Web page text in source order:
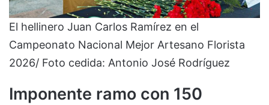
El hellinero Juan Carlos Ramírez en el
Campeonato Nacional Mejor Artesano Florista
2026/ Foto cedida: Antonio José Rodríguez
Imponente ramo con 150